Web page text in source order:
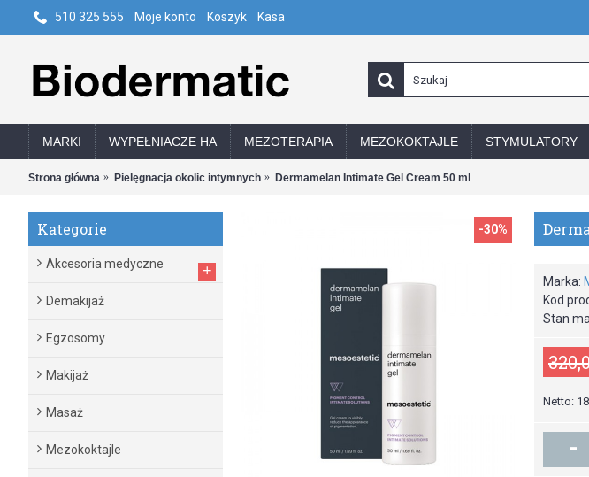
510 325 555 Moje konto Koszyk Kasa
MARKI WYPEŁNIACZE HA MEZOTERAPIA MEZOKOKTAJLE STYMULATORY
Strona główna Pielęgnacja okolic intymnych Dermamelan Intimate Gel Cream 50 ml
Kategorie
Akcesoria medyczne +
Demakijaż
Egzosomy
Makijaż
Masaż
Mezokoktajle
-30%
Marka:
Kod
Stan
Netto:
-